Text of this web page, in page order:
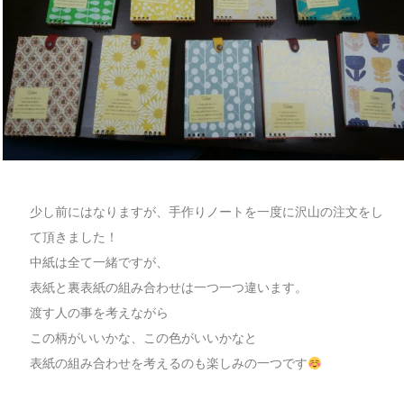
少し前にはなりますが、手作りノートを一度に沢山の注文をし
て頂きました！
中紙は全て一緒ですが、
表紙と裏表紙の組み合わせは一つ一つ違います。
渡す人の事を考えながら
この柄がいいかな、この色がいいかなと
表紙の組み合わせを考えるのも楽しみの一つです